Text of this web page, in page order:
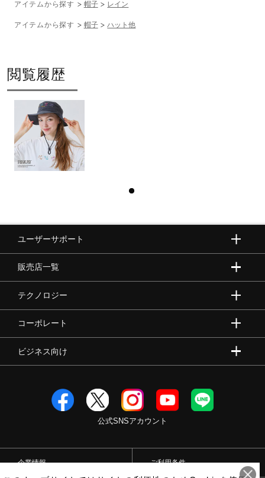
アイテムから探す 帽子 レイン
アイテムから探す 帽子 ハット他
閲覧履歴
ユーザーサポート
販売店一覧
テクノロジー
コーポレート
ビジネス向け
公式SNSアカウント
企業情報 ご利用条件